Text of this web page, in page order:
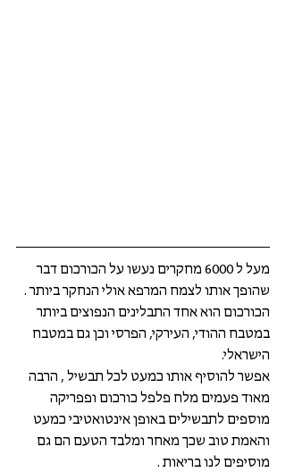
מעל ל 6000 מחקרים נעשו על הכורכום דבר
שהופך אותו לצמח המרפא אולי הנחקר ביותר .
הכורכום הוא אחד התבלינים הנפוצים ביותר
במטבח ההודי, העירקי, הפרסי וכן גם במטבח
הישראלי.
אפשר להוסיף אותו כמעט לכל תבשיל , הרבה
מאוד פעמים מלח פלפל כורכום ופפריקה
מוספים לתבשילים באופן אינטואטיבי כמעט
והאמת טוב שכך מאחר ומלבד הטעם הם גם
מוסיפים לנו בריאות .